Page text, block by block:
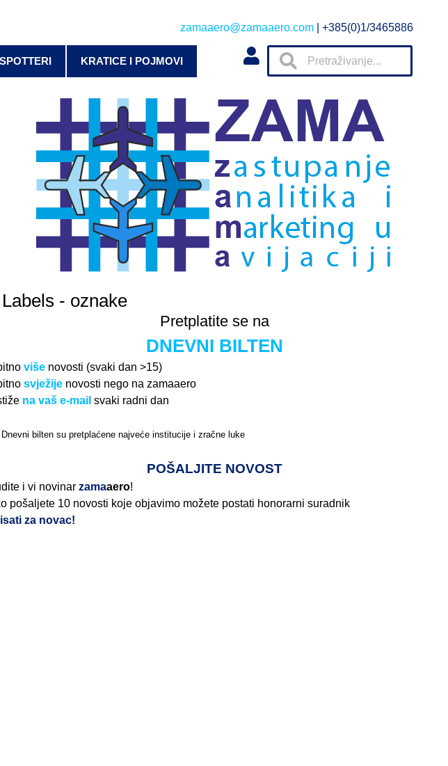
zamaaero@zamaaero.com | +385(0)1/3465886
KRATICE I POJMOVI
- oznake
Pretplatite se na
DNEVNI BILTEN
više novosti (svaki dan >15)
svježije novosti nego na zamaaero
na vaš e-mail svaki radni dan
Dnevni bilten su pretplaćene najveće institucije i zračne luke
POŠALJITE NOVOST
i vi novinar zamaaero!
pošaljete 10 novosti koje objavimo možete postati honorarni suradnik
za novac!